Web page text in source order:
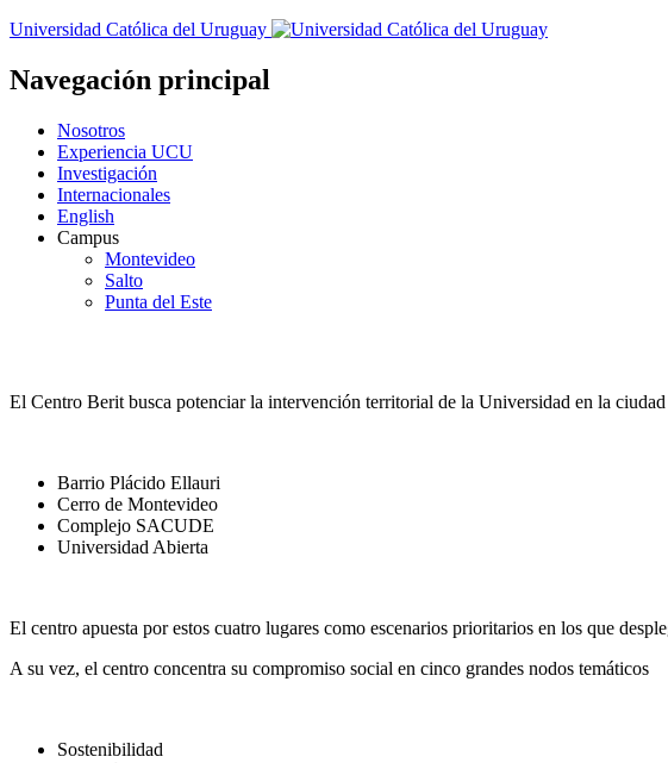
Universidad Católica del Uruguay
Navegación principal
Nosotros
Experiencia UCU
Investigación
Internacionales
English
Campus
Montevideo
Salto
Punta del Este
El Centro Berit busca potenciar la intervención territorial de la Universidad en la
Barrio Plácido Ellauri
Cerro de Montevideo
Complejo SACUDE
Universidad Abierta
El centro apuesta por estos cuatro lugares como escenarios prioritarios en los que
A su vez, el centro concentra su compromiso social en cinco grandes nodos temáticos
Sostenibilidad